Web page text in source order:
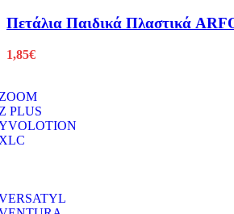
Πετάλια Παιδικά Πλαστικά
1,85€
PLUS